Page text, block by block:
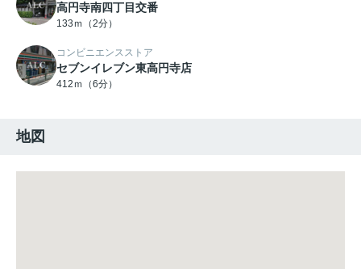
高円寺南四丁目交番
133ｍ（2分）
コンビニエンスストア
セブンイレブン東高円寺店
412ｍ（6分）
地図